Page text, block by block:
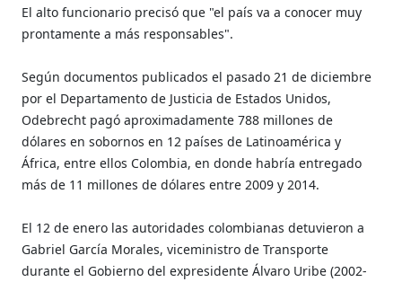
El alto funcionario precisó que "el país va a conocer muy
prontamente a más responsables".
Según documentos publicados el pasado 21 de diciembre
por el Departamento de Justicia de Estados Unidos,
Odebrecht pagó aproximadamente 788 millones de
dólares en sobornos en 12 países de Latinoamérica y
África, entre ellos Colombia, en donde habría entregado
más de 11 millones de dólares entre 2009 y 2014.
El 12 de enero las autoridades colombianas detuvieron a
Gabriel García Morales, viceministro de Transporte
durante el Gobierno del expresidente Álvaro Uribe (2002-